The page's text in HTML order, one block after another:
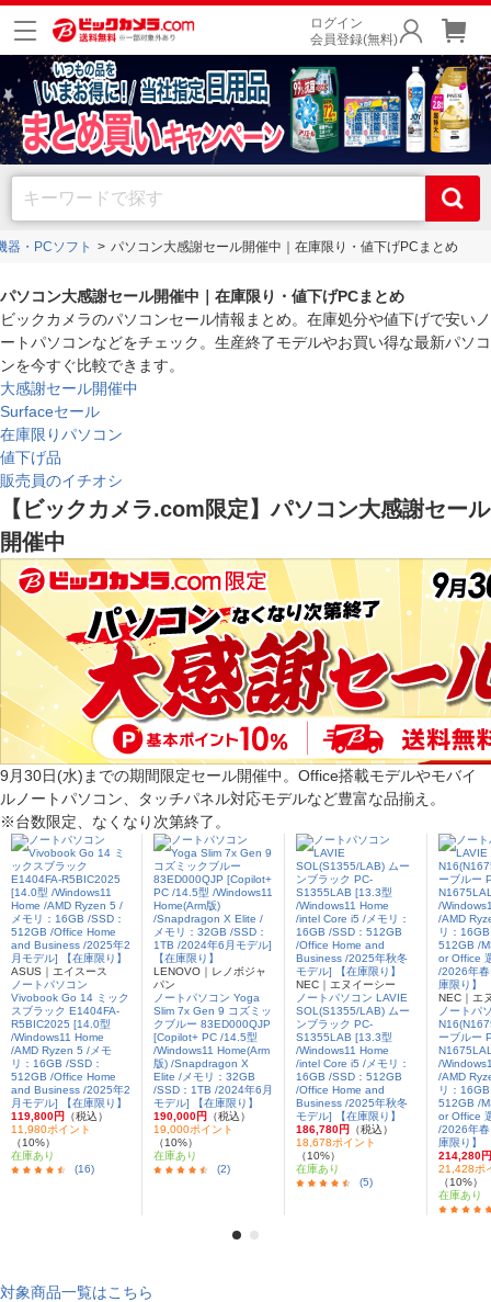
ログイン
会員登録(無料)
器・PCソフト パソコン大感謝セール開催中｜在庫限り・値下げPCまとめ
パソコン大感謝セール開催中｜在庫限り・値下げPCまとめ
ビックカメラのパソコンセール情報まとめ。在庫処分や値下げで安いノ
ートパソコンなどをチェック。生産終了モデルやお買い得な最新パソコ
ンを今すぐ比較できます。
大感謝セール開催中
Surfaceセール
在庫限りパソコン
値下げ品
販売員のイチオシ
【ビックカメラ.com限定】パソコン大感謝セール
開催中
9月30日(水)までの期間限定セール開催中。Office搭載モデルやモバイ
ルノートパソコン、タッチパネル対応モデルなど豊富な品揃え。
※台数限定、なくなり次第終了。
ASUS｜エイスース
ノートパソコン
Vivobook Go 14 ミック
スブラック E1404FA-
R5BIC2025 [14.0型
/Windows11 Home
/AMD Ryzen 5 /メモ
リ：16GB /SSD：
512GB /Office Home
and Business /2025年2
月モデル] 【在庫限り】
119,800円 （税込）
11,980ポイント
（10%）
在庫あり
(16)
LENOVO｜レノボジャ
パン
ノートパソコン Yoga
Slim 7x Gen 9 コズミッ
クブルー 83ED000QJP
[Copilot+ PC /14.5型
/Windows11 Home(Arm
版) /Snapdragon X
Elite /メモリ：32GB
/SSD：1TB /2024年6月
モデル] 【在庫限り】
190,000円 （税込）
19,000ポイント
（10%）
在庫あり
(2)
NEC｜エヌイーシー
ノートパソコン LAVIE
SOL(S1355/LAB) ムー
ンブラック PC-
S1355LAB [13.3型
/Windows11 Home
/intel Core i5 /メモリ：
16GB /SSD：512GB
/Office Home and
Business /2025年秋冬
モデル] 【在庫限り】
186,780円 （税込）
18,678ポイント
（10%）
在庫あり
(5)
NEC｜エ
ノートパ
ーブルー
/
/AMD
リ：
512GB /
or Office
/2026年
庫限り】
214,280円
21,428ポ
（10%）
在庫あり
対象商品一覧はこちら